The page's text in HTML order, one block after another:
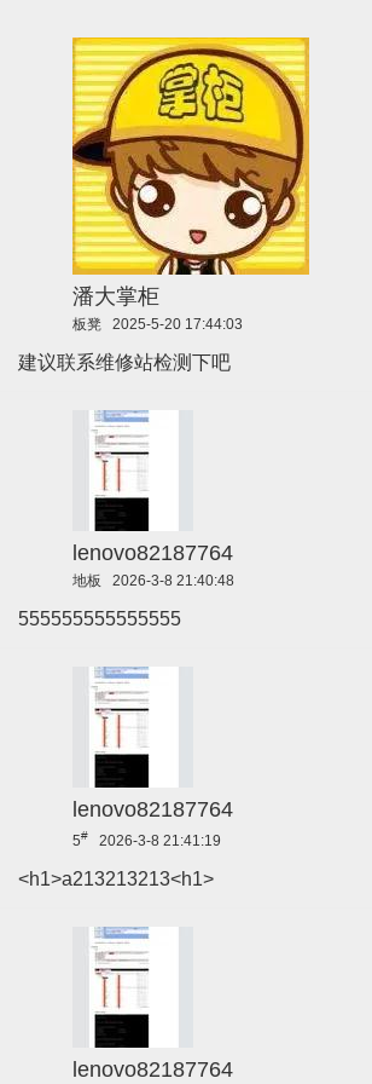
潘大掌柜
板凳 2025-5-20 17:44:03
建议联系维修站检测下吧
lenovo82187764
地板 2026-3-8 21:40:48
555555555555555
lenovo82187764
5# 2026-3-8 21:41:19
<h1>a213213213<h1>
lenovo82187764